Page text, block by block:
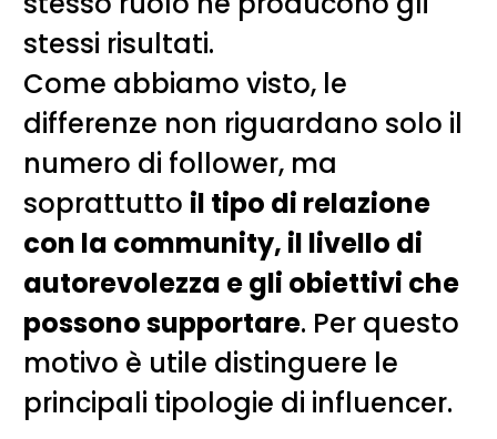
stessi risultati.
Come abbiamo visto, le
differenze non riguardano solo il
numero di follower, ma
soprattutto il tipo di relazione
con la community, il livello di
autorevolezza e gli obiettivi che
possono supportare. Per questo
motivo è utile distinguere le
principali tipologie di influencer.